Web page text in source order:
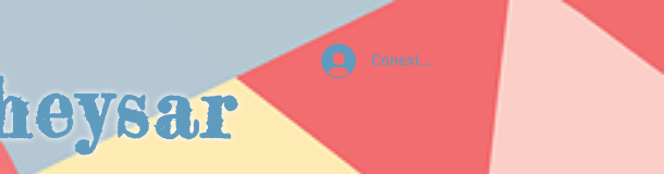
Conexion